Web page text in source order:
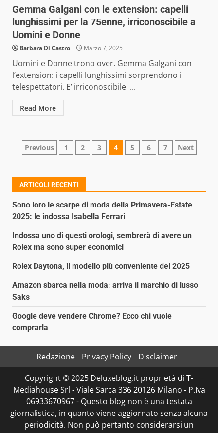
Gemma Galgani con le extension: capelli
lunghissimi per la 75enne, irriconoscibile a
Uomini e Donne
Barbara Di Castro Marzo 7, 2025
Uomini e Donne trono over. Gemma Galgani con
l’extension: i capelli lunghissimi sorprendono i
telespettatori. E’ irriconoscibile. ...
Read More
Paginazione
articoli
Previous 1 2 3 4 5 6 7 Next
ARTICOLI RECENTI
Sono loro le scarpe di moda della Primavera-Estate
2025: le indossa Isabella Ferrari
Indossa uno di questi orologi, sembrerà di avere un
Rolex ma sono super economici
Rolex Daytona, il modello più conveniente del 2025
Amazon sbarca nella moda: arriva il marchio di lusso
Saks
Google deve vendere Chrome? Ecco chi vuole
comprarla
Redazione Privacy Policy
Disclaimer
Copyright © 2025 Deluxeblog.it proprietà di T-
Mediahouse Srl - Viale Sarca 336 20126 Milano - P.Iva
06933670967 - Questo blog non è una testata
giornalistica, in quanto viene aggiornato senza alcuna
periodicità. Non può pertanto considerarsi un